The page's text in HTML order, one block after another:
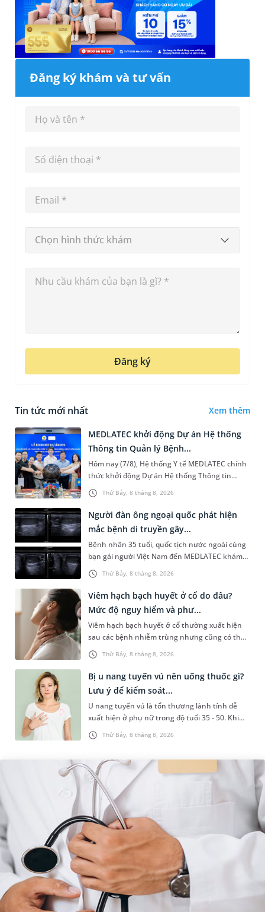
Đăng ký khám và tư vấn
Chọn hình thức khám
Đăng ký
Tin tức mới nhất Xem thêm
Thứ Bảy, 8 tháng 8, 2026
MEDLATEC khởi động Dự án Hệ thống
Thông tin Quản lý Bệnh...
Hôm nay (7/8), Hệ thống Y tế MEDLATEC chính
thức khởi động Dự án Hệ thống Thông tin
Quản lý Bệnh viện (HIS - Hospital Information
System) giai đoạn mới. Dự á...
Thứ Bảy, 8 tháng 8, 2026
Người đàn ông ngoại quốc phát hiện
mắc bệnh di truyền gây...
Bệnh nhân 35 tuổi, quốc tịch nước ngoài cùng
bạn gái người Việt Nam đến MEDLATEC khám
sức khỏe tiền hôn nhân. Qua thăm khám và
làm các xét nghiệm chuyên sâu,...
Thứ Bảy, 8 tháng 8, 2026
Viêm hạch bạch huyết ở cổ do đâu?
Mức độ nguy hiểm và phư...
Viêm hạch bạch huyết ở cổ thường xuất hiện
sau các bệnh nhiễm trùng nhưng cũng có thể
liên quan đến lao hạch hoặc ung thư. Để tìm
hiểu nguyên nhân gây viêm,...
Thứ Bảy, 8 tháng 8, 2026
Bị u nang tuyến vú nên uống thuốc gì?
Lưu ý để kiểm soát...
U nang tuyến vú là tổn thương lành tính dễ
xuất hiện ở phụ nữ trong độ tuổi 35 - 50. Khi
được chẩn đoán mắc bệnh, nhiều người
thường băn khoăn u nang tuyến v...